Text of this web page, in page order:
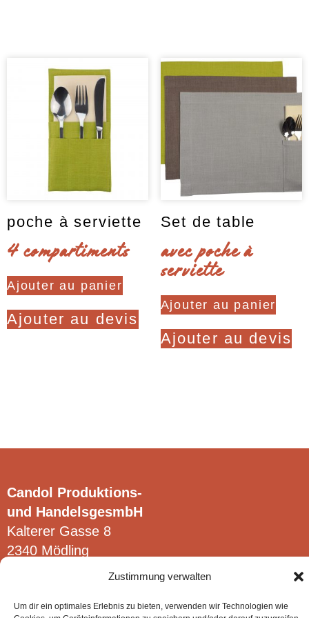
Zustimmung verwalten
Um dir ein optimales Erlebnis zu bieten, verwenden wir Technologien wie
poche à serviette
4 compartiments
Ajouter au panier
Ajouter au devis
Set de table
avec poche à
serviette
Ajouter au panier
Ajouter au devis
Candol Produktions-
und HandelsgesmbH
Kalterer Gasse 8
2340 Mödling